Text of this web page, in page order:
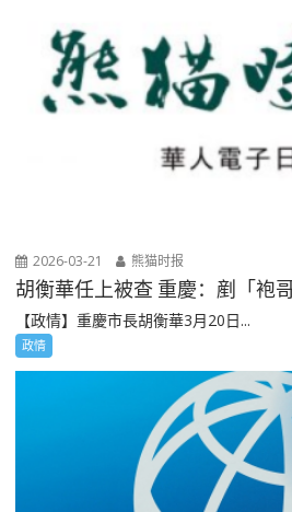
2026-03-21 熊猫时报
胡衡華任上被查 重慶：剷「袍
【政情】重慶市長胡衡華3月20日...
政情